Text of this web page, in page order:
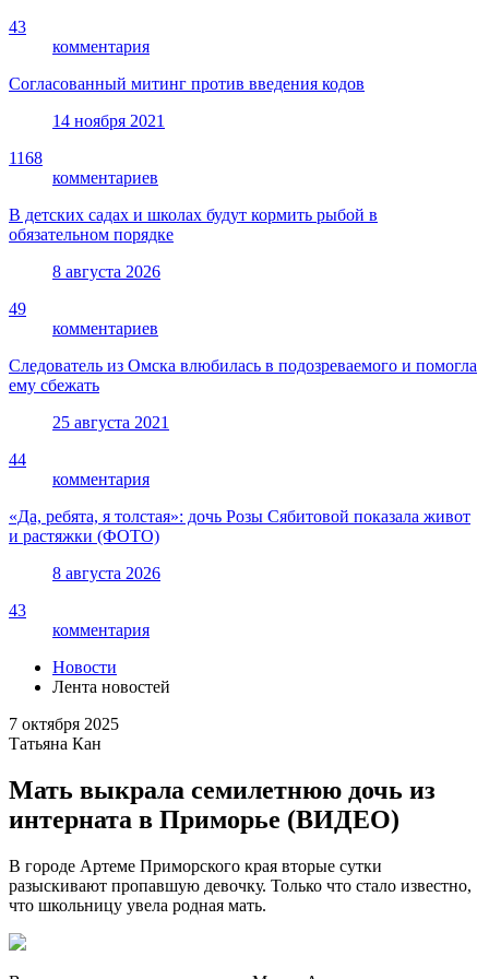
43
комментария
Согласованный митинг против введения кодов
14 ноября 2021
1168
комментариев
В детских садах и школах будут кормить рыбой в
обязательном порядке
8 августа 2026
49
комментариев
Следователь из Омска влюбилась в подозреваемого и помогла
ему сбежать
25 августа 2021
44
комментария
«Да, ребята, я толстая»: дочь Розы Сябитовой показала живот
и растяжки (ФОТО)
8 августа 2026
43
комментария
Новости
Лента новостей
7 октября 2025
Татьяна Кан
Мать выкрала семилетнюю дочь из
интерната в Приморье (ВИДЕО)
В городе Артеме Приморского края вторые сутки
разыскивают пропавшую девочку. Только что стало известно,
что школьницу увела родная мать.